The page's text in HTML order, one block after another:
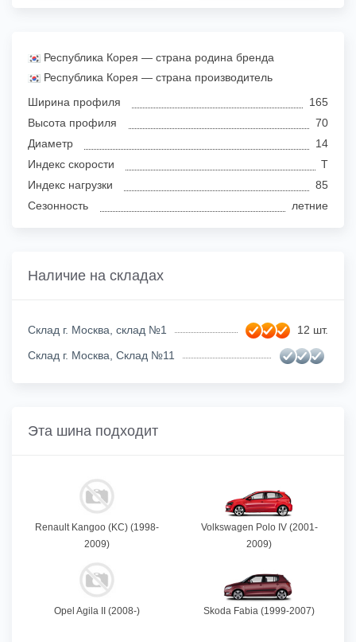
Республика Корея — страна родина бренда
Республика Корея — страна производитель
Ширина профиля
165
Высота профиля
70
Диаметр
14
Индекс скорости
T
Индекс нагрузки
85
Сезонность
летние
Наличие на складах
Склад г. Москва, склад №1
12 шт.
Склад г. Москва, Склад №11
Эта шина подходит
Renault Kangoo (KC) (1998-
2009)
Volkswagen Polo IV (2001-
2009)
Opel Agila II (2008-) Skoda Fabia (1999-2007)